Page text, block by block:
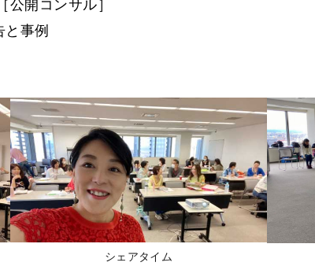
公開コンサル］
と事例
シェアタイム